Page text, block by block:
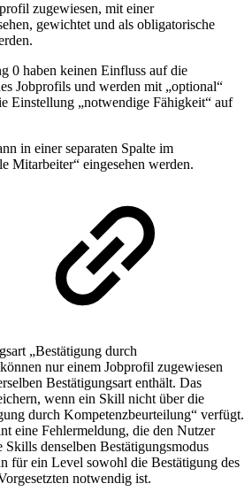
zugewiesen, mit einer
gewichtet und als obligatorische
0 haben keinen Einfluss auf die
Jobprofils und werden mit „optional“
Einstellung „notwendige Fähigkeit“ auf
in einer separaten Spalte im
Mitarbeiter“ eingesehen werden.
„Bestätigung durch
nur einem Jobprofil zugewiesen
Bestätigungsart enthält. Das
wenn ein Skill nicht über die
durch Kompetenzbeurteilung“ verfügt.
eine Fehlermeldung, die den Nutzer
Skills denselben Bestätigungsmodus
für ein Level sowohl die Bestätigung des
notwendig ist.